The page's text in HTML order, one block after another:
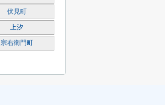
伏見町
上汐
宗右衛門町